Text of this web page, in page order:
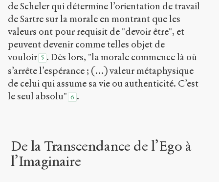
de Scheler qui détermine l’orientation de travail
de Sartre sur la morale en montrant que les
valeurs ont pour requisit de "devoir être", et
peuvent devenir comme telles objet de
vouloir 5 . Dès lors, "la morale commence là où
s’arrête l’espérance ; (…) valeur métaphysique
de celui qui assume sa vie ou authenticité. C’est
le seul absolu" 6 .
De la Transcendance de l’Ego à
l’Imaginaire